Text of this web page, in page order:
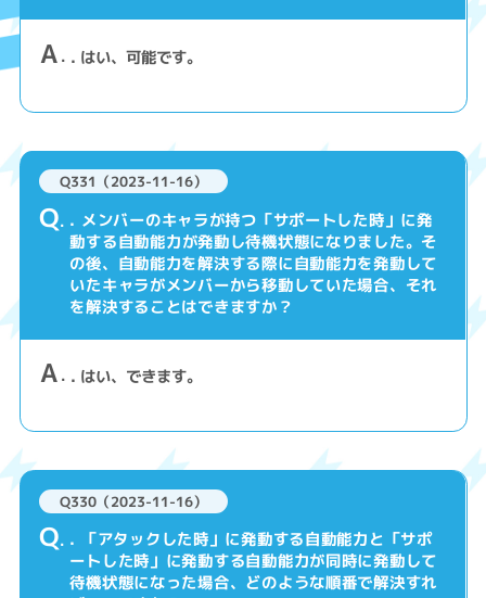
A . はい、可能です。
Q331（2023-11-16）
Q . メンバーのキャラが持つ「サポートした時」に発
動する自動能力が発動し待機状態になりました。そ
の後、自動能力を解決する際に自動能力を発動して
いたキャラがメンバーから移動していた場合、それ
を解決することはできますか？
A . はい、できます。
Q330（2023-11-16）
Q . 「アタックした時」に発動する自動能力と「サポ
ートした時」に発動する自動能力が同時に発動して
待機状態になった場合、どのような順番で解決すれ